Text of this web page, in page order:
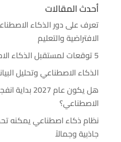
أحدث المقالات
تعرف على دور الذكاء
الافتراضية والتعليم
5 توقعات لمستقبل الذكاء الاصطناعي في 2026:
الذكاء الاصطناعي وتحليل
هل يكون عام
الاصطناعي؟
نظام ذكاء اصطناعي يمكنه
جاذبية وجمالاً